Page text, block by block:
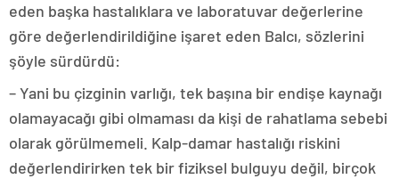
eden başka hastalıklara ve laboratuvar değerlerine
göre değerlendirildiğine işaret eden Balcı, sözlerini
şöyle sürdürdü:
– Yani bu çizginin varlığı, tek başına bir endişe kaynağı
olamayacağı gibi olmaması da kişi de rahatlama sebebi
olarak görülmemeli. Kalp-damar hastalığı riskini
değerlendirirken tek bir fiziksel bulguyu değil, birçok